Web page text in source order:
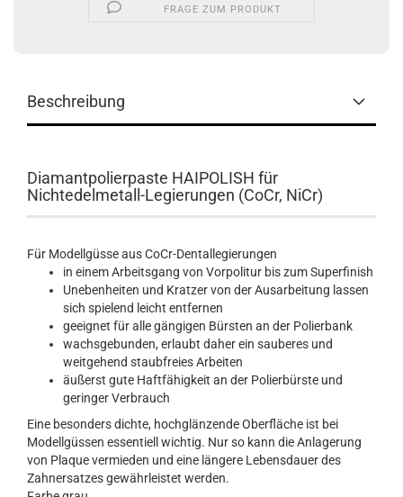
FRAGE ZUM PRODUKT
Beschreibung
Diamantpolierpaste HAIPOLISH für
Nichtedelmetall-Legierungen (CoCr, NiCr)
Für Modellgüsse aus CoCr-Dentallegierungen
in einem Arbeitsgang von Vorpolitur bis zum Superfinish
Unebenheiten und Kratzer von der Ausarbeitung lassen
sich spielend leicht entfernen
geeignet für alle gängigen Bürsten an der Polierbank
wachsgebunden, erlaubt daher ein sauberes und
weitgehend staubfreies Arbeiten
äußerst gute Haftfähigkeit an der Polierbürste und
geringer Verbrauch
Eine besonders dichte, hochglänzende Oberfläche ist bei
Modellgüssen essentiell wichtig. Nur so kann die Anlagerung
von Plaque vermieden und eine längere Lebensdauer des
Zahnersatzes gewährleistet werden.